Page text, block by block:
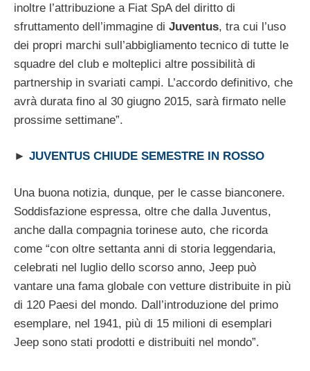
inoltre l’attribuzione a Fiat SpA del diritto di
sfruttamento dell’immagine di Juventus, tra cui l’uso
dei propri marchi sull’abbigliamento tecnico di tutte le
squadre del club e molteplici altre possibilità di
partnership in svariati campi. L’accordo definitivo, che
avrà durata fino al 30 giugno 2015, sarà firmato nelle
prossime settimane”.
► JUVENTUS CHIUDE SEMESTRE IN ROSSO
Una buona notizia, dunque, per le casse bianconere.
Soddisfazione espressa, oltre che dalla Juventus,
anche dalla compagnia torinese auto, che ricorda
come “con oltre settanta anni di storia leggendaria,
celebrati nel luglio dello scorso anno, Jeep può
vantare una fama globale con vetture distribuite in più
di 120 Paesi del mondo. Dall’introduzione del primo
esemplare, nel 1941, più di 15 milioni di esemplari
Jeep sono stati prodotti e distribuiti nel mondo”.